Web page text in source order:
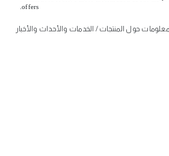
offers.
حول المنتجات / الخدمات والأحداث والأخبار